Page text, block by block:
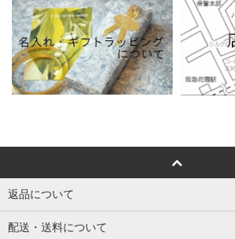
返品について
配送・送料について